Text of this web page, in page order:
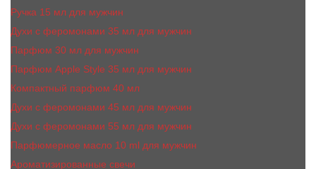
Ручка 15 мл для мужчин
Духи с феромонами 35 мл для мужчин
Парфюм 30 мл для мужчин
Парфюм Apple Style 35 мл для мужчин
Компактный парфюм 40 мл
Духи с феромонами 45 мл для мужчин
Духи с феромонами 55 мл для мужчин
Парфюмерное масло 10 ml для мужчин
Ароматизированные свечи